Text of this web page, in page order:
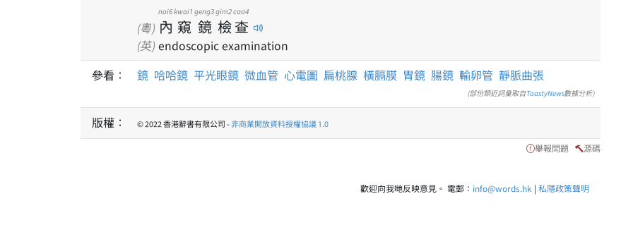
(粵) 內
noi6
窺
kwai1
鏡
geng3
檢
gim2
查
caa4
(英) endoscopic examination
參看：
鏡 哈哈鏡 平光眼鏡 微血管 心電圖 扁桃腺 橫膈膜 胃鏡 腸鏡 輸卵管 靜脈曲張
(部份類近詞彙取自ToastyNews數據分析)
版權： © 2022 香港辭書有限公司 -非商業開放資料授權協議 1.0
舉報問題 源碼
歡迎向我哋反映意見。 電郵： info@words.hk | 私隱政策聲明